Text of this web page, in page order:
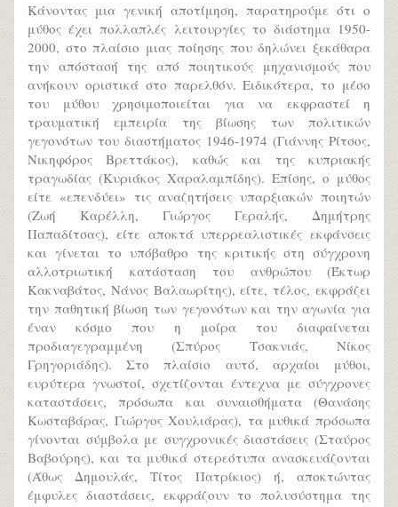
Κάνοντας μια γενική αποτίμηση, παρατηρούμε ότι ο
μύθος έχει πολλαπλές λειτουργίες το διάστημα 1950-
2000, στο πλαίσιο μιας ποίησης που δηλώνει ξεκάθαρα
την απόστασή της από ποιητικούς μηχανισμούς που
ανήκουν οριστικά στο παρελθόν. Ειδικότερα, το μέσο
του μύθου χρησιμοποιείται για να εκφραστεί η
τραυματική εμπειρία της βίωσης των πολιτικών
γεγονότων του διαστήματος 1946-1974 (Γιάννης Ρίτσος,
Νικηφόρος Βρεττάκος), καθώς και της κυπριακής
τραγωδίας (Κυριάκος Χαραλαμπίδης). Επίσης, ο μύθος
είτε «επενδύει» τις αναζητήσεις υπαρξιακών ποιητών
(Ζωή Καρέλλη, Γιώργος Γεραλής, Δημήτρης
Παπαδίτσας), είτε αποκτά υπερρεαλιστικές εκφάνσεις
και γίνεται το υπόβαθρο της κριτικής στη σύγχρονη
αλλοτριωτική κατάσταση του ανθρώπου (Έκτωρ
Κακναβάτος, Νάνος Βαλαωρίτης), είτε, τέλος, εκφράζει
την παθητική βίωση των γεγονότων και την αγωνία για
έναν κόσμο που η μοίρα του διαφαίνεται
προδιαγεγραμμένη (Σπύρος Τσακνιάς, Νίκος
Γρηγοριάδης). Στο πλαίσιο αυτό, αρχαίοι μύθοι,
ευρύτερα γνωστοί, σχετίζονται έντεχνα με σύγχρονες
καταστάσεις, πρόσωπα και συναισθήματα (Θανάσης
Κωσταβάρας, Γιώργος Χουλιάρας), τα μυθικά πρόσωπα
γίνονται σύμβολα με συγχρονικές διαστάσεις (Σταύρος
Βαβούρης), και τα μυθικά στερεότυπα ανασκευάζονται
(Άθως Δημουλάς, Τίτος Πατρίκιος) ή, αποκτώντας
έμφυλες διαστάσεις, εκφράζουν το πολυσύστημα της